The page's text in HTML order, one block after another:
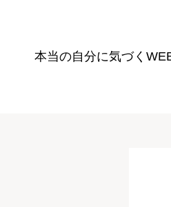
本当の自分に気づく